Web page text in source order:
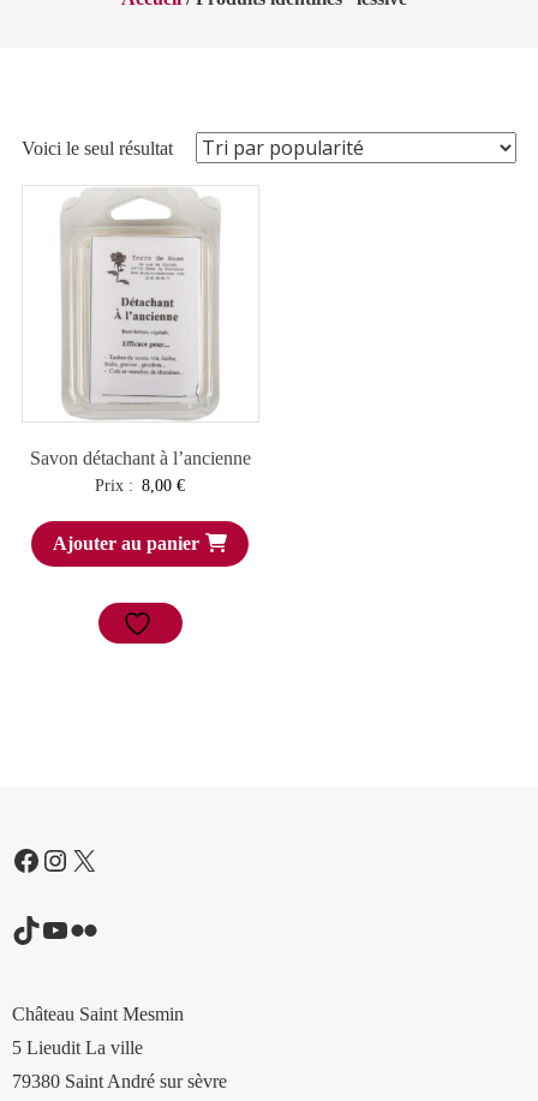
Voici le seul résultat
Savon détachant à l’ancienne
Prix : 8,00€
Ajouter au panier
Facebook
Instagram
X
TikTok
YouTube
Flickr
Château Saint Mesmin
5 Lieudit La ville
79380 Saint André sur sèvre